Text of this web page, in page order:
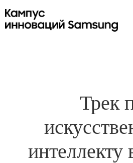
Трек